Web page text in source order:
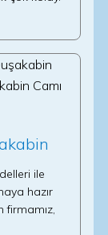
ile
hazır
firmamız,